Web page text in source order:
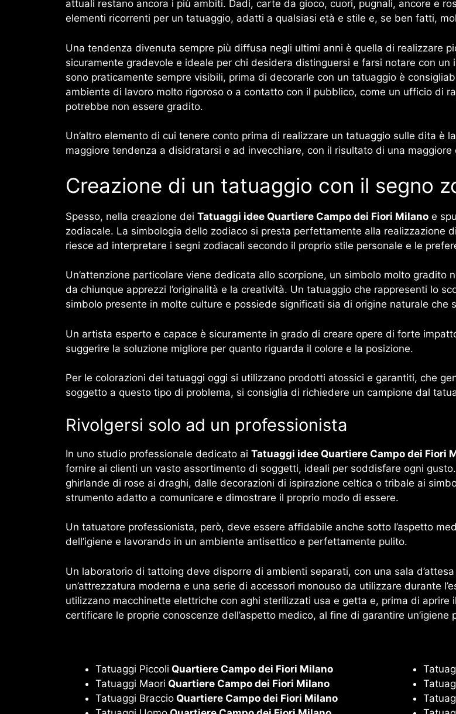
attuali restano ancora i più ambiti. Dadi, carte da gioco, cuori, pugnali, ancore e
elementi ricorrenti per un tatuaggio, adatti a qualsiasi età e stile e, se ben fatti,
Una tendenza divenuta sempre più diffusa negli ultimi anni è quella di realizzare
sicuramente gradevole e ideale per chi desidera distinguersi e farsi notare con
sono praticamente sempre visibili, prima di decorarle con un tatuaggio è
ambiente di lavoro molto rigoroso o a contatto con il pubblico, come un ufficio di
potrebbe non essere gradito.
Un’altro elemento di cui tenere conto prima di realizzare un tatuaggio sulle dita è
maggiore tendenza a disidratarsi e ad invecchiare, con il risultato di una
Creazione di un tatuaggio con il segno
Spesso, nella creazione dei Tatuaggi idee Quartiere Campo dei Fiori Milano e
zodiacale. La simbologia dello zodiaco si presta perfettamente alla realizzazione
riesce ad interpretare i segni zodiacali secondo il proprio stile personale e le
Un’attenzione particolare viene dedicata allo scorpione, un simbolo molto
da chiunque apprezzi l’originalità e la creatività. Un tatuaggio che rappresenti lo
simbolo presente in molte culture e possiede significati sia di origine naturale che
Un artista esperto e capace è sicuramente in grado di creare opere di forte
suggerire la soluzione migliore per quanto riguarda il colore e la posizione.
Per le colorazioni dei tatuaggi oggi si utilizzano prodotti atossici e garantiti, che
soggetto a questo tipo di problema, si consiglia di richiedere un campione dal
Rivolgersi solo ad un professionista
In uno studio professionale dedicato ai Tatuaggi idee Quartiere Campo dei Fiori
fornire ai clienti un vasto assortimento di soggetti, ideali per soddisfare ogni
ghirlande di rose ai draghi, dalle decorazioni di ispirazione celtica o tribale ai
strumento adatto a comunicare e dimostrare il proprio modo di essere.
Un tatuatore professionista, però, deve essere affidabile anche sotto l’aspetto
dell’igiene e lavorando in un ambiente antisettico e perfettamente pulito.
Un laboratorio di tattoing deve disporre di ambienti separati, con una sala
un’attrezzatura moderna e una serie di accessori monouso da utilizzare durante
utilizzano macchinette elettriche con aghi sterilizzati usa e getta e, prima di
certificare le proprie conoscenze dell’aspetto medico, al fine di garantire
Tatuaggi Piccoli Quartiere Campo dei Fiori Milano
Tatuaggi Maori Quartiere Campo dei Fiori Milano
Tatuaggi Braccio Quartiere Campo dei Fiori Milano